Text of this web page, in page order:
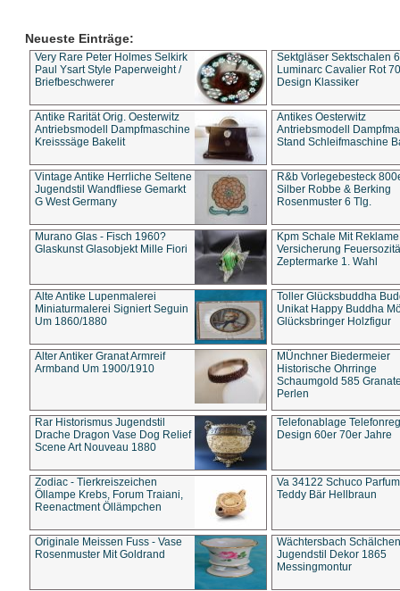
Neueste Einträge:
Very Rare Peter Holmes Selkirk
Paul Ysart Style Paperweight /
Briefbeschwerer
Sektgläser Sektschalen
Luminarc Cavalier Rot
Design Klassiker
Antike Rarität Orig. Oesterwitz
Antriebsmodell Dampfmaschine
Kreisssäge Bakelit
Antikes Oesterwitz
Antriebsmodell
Stand Schleifmaschine
Vintage Antike Herrliche Seltene
Jugendstil Wandfliese Gemarkt
G West Germany
R&b Vorlegebesteck
Silber Robbe & Berking
Rosenmuster 6 Tlg.
Murano Glas - Fisch 1960?
Glaskunst Glasobjekt Mille Fiori
Kpm Schale Mit Reklame
Versicherung
Zeptermarke 1. Wahl
Alte Antike Lupenmalerei
Miniaturmalerei Signiert Seguin
Um 1860/1880
Toller Glücksbuddha
Unikat Happy Buddha
Glücksbringer Holzfigur
Alter Antiker Granat Armreif
Armband Um 1900/1910
MÜnchner Biedermeier
Historische Ohrringe
Schaumgold 585
Perlen
Rar Historismus Jugendstil
Drache Dragon Vase Dog Relief
Scene Art Nouveau 1880
Telefonablage
Design 60er 70er Jahre
Zodiac - Tierkreiszeichen
Öllampe Krebs, Forum Traiani,
Reenactment Öllämpchen
Va 34122 Schuco
Teddy Bär Hellbraun
Originale Meissen Fuss - Vase
Rosenmuster Mit Goldrand
Wächtersbach Schälchen
Jugendstil Dekor 1865
Messingmontur